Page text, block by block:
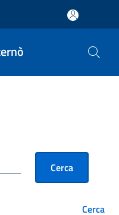
Cerca
Cerca